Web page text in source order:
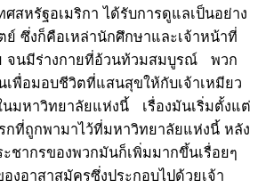
ศสหรัฐอเมริกา ได้รับการดูแลเป็นอย่าง
ซึ่งก็คือเหล่านักศึกษาและเจ้าหน้าที่
จนมีร่างกายที่อ้วนท้วมสมบูรณ์ พวก
เพื่อมอบชีวิตที่แสนสุขให้กับเจ้าเหมียว
มหาวิทยาลัยแห่งนี้ เรื่องมันเริ่มตั้งแต่
กที่ถูกพามาไว้ที่มหาวิทยาลัยแห่งนี้ หลัง
ชากรของพวกมันก็เพิ่มมากขึ้นเรื่อยๆ
งอาสาสมัครซึ่งประกอบไปด้วยเจ้า